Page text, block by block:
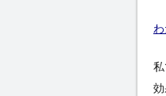
私